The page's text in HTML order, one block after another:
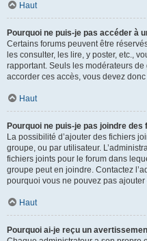
Haut
Pourquoi ne puis-je pas accéder à
Certains forums peuvent être
les consulter, les lire, y poster, etc.,
rapportant. Seuls les modérateurs
accorder ces accès, vous devez
Haut
Pourquoi ne puis-je pas joindre
La possibilité d’ajouter des fichiers
groupe, ou par utilisateur.
fichiers joints pour le forum dans
groupe peut en joindre. Contactez
pourquoi vous ne pouvez pas
Haut
Pourquoi ai-je reçu un